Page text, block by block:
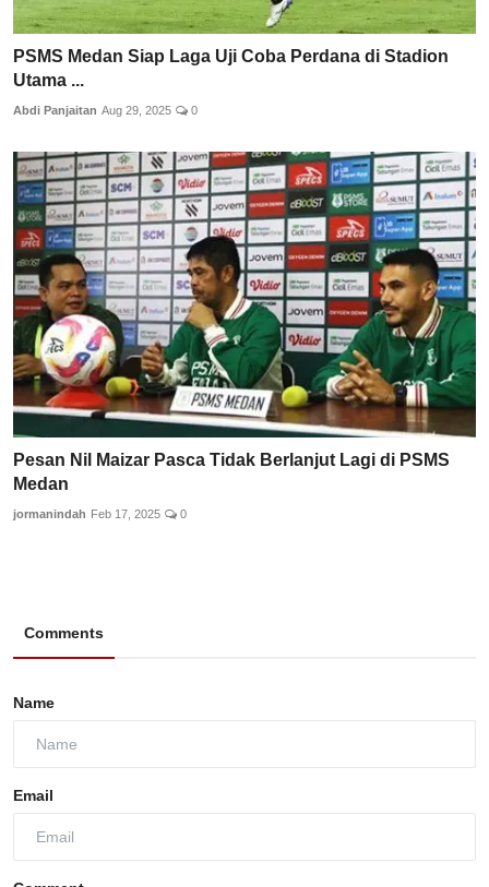
PSMS Medan Siap Laga Uji Coba Perdana di Stadion
Utama ...
Abdi Panjaitan Aug 29, 2025 0
Pesan Nil Maizar Pasca Tidak Berlanjut Lagi di PSMS
Medan
jormanindah Feb 17, 2025 0
Comments
Name
Email